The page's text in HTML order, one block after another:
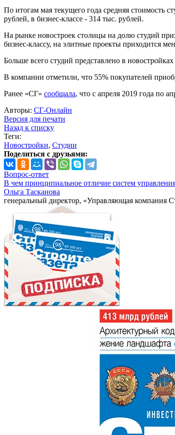
По итогам мая текущего года средняя стоимость
рублей, в бизнес-классе - 314 тыс. рублей.
На рынке новостроек столицы на долю студий
бизнес-классу, на элитные проекты приходится
Больше всего студий представлено в
В компании отметили, что 55% покупателей
Ранее «СГ» сообщала, что с апреля 2019 года по
Авторы: СГ-Онлайн
Версия для печати
Назад к списку
Теги:
Новостройки, Студии
Поделиться с друзьями:
Вопрос-ответ
В чем принципиальное отличие систем
Ольга Тасканова
генеральный директор, «Управляющая компания